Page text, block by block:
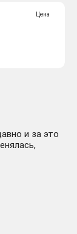
Цена
и за это